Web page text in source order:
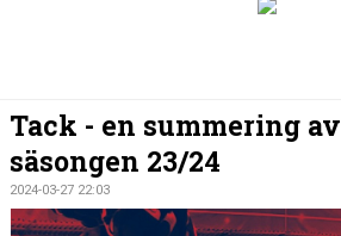
TRUPPEN
BILDGALLERI
Tack - en summering av
säsongen 23/24
2024-03-27 22:03